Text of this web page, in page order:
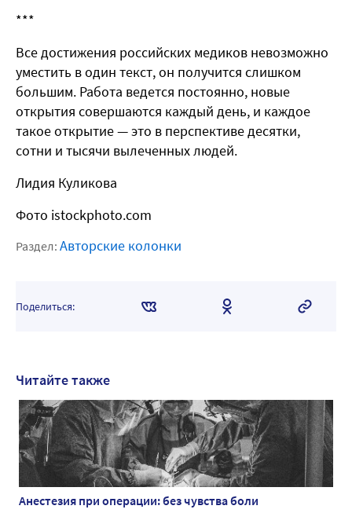
***
Все достижения российских медиков невозможно
уместить в один текст, он получится слишком
большим. Работа ведется постоянно, новые
открытия совершаются каждый день, и каждое
такое открытие — это в перспективе десятки,
сотни и тысячи вылеченных людей.
Лидия Куликова
Фото istockphoto.com
Раздел: Авторские колонки
Поделиться:
Читайте также
Анестезия при операции: без чувства боли